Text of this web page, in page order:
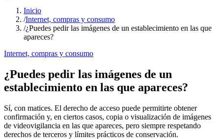
Inicio
/Internet, compras y consumo
/¿Puedes pedir las imágenes de un establecimiento en las que
apareces?
Internet, compras y consumo
¿Puedes pedir las imágenes de un
establecimiento en las que apareces?
Sí, con matices. El derecho de acceso puede permitirte obtener
confirmación y, en ciertos casos, copia o visualización de imágenes
de videovigilancia en las que apareces, pero siempre respetando
derechos de terceros y límites prácticos de conservación.